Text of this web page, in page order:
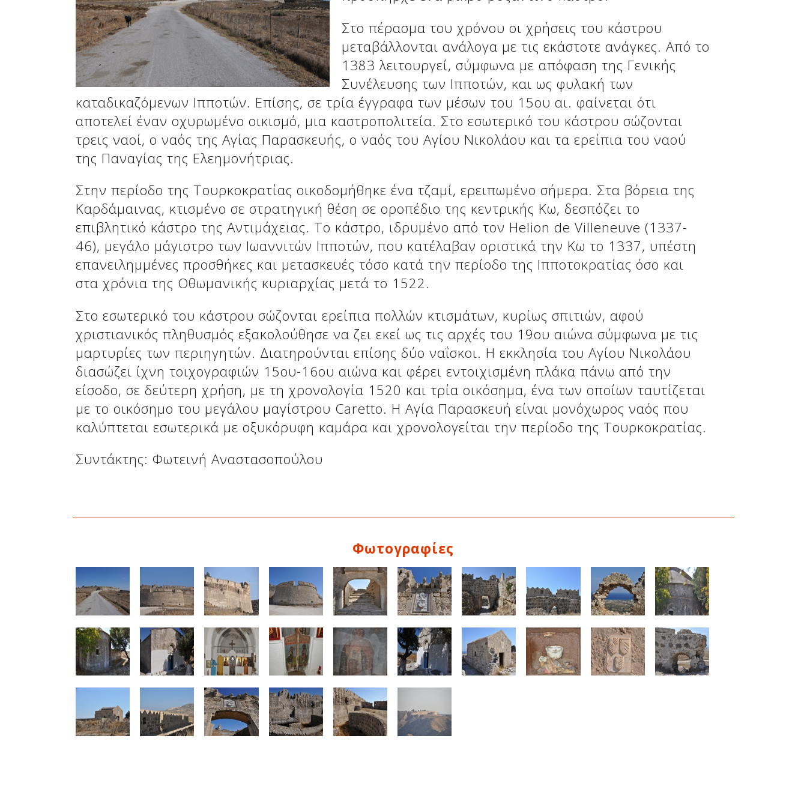
Δείτε μας:
Δείτε μας:
Δείτε μας:
Δείτε μας:
Στο πέρασμα του χρόνου οι χρήσεις του κάστρου
μεταβάλλονται ανάλογα με τις εκάστοτε ανάγκες. Από το
1383 λειτουργεί, σύμφωνα με απόφαση της Γενικής
Συνέλευσης των Ιπποτών, και ως φυλακή των
καταδικαζόμενων Ιπποτών. Επίσης, σε τρία έγγραφα των μέσων του 15ου αι. φαίνεται ότι
αποτελεί έναν οχυρωμένο οικισμό, μια καστροπολιτεία. Στο εσωτερικό του κάστρου σώζονται
τρεις ναοί, ο ναός της Αγίας Παρασκευής, ο ναός του Αγίου Νικολάου και τα ερείπια του ναού
της Παναγίας της Ελεημονήτριας.
Στην περίοδο της Τουρκοκρατίας οικοδομήθηκε ένα τζαμί, ερειπωμένο σήμερα. Στα βόρεια της
Καρδάμαινας, κτισμένο σε στρατηγική θέση σε οροπέδιο της κεντρικής Κω, δεσπόζει το
επιβλητικό κάστρο της Αντιμάχειας. Το κάστρο, ιδρυμένο από τον Helion de Villeneuve (1337-
46), μεγάλο μάγιστρο των Ιωαννιτών Ιπποτών, που κατέλαβαν οριστικά την Κω το 1337, υπέστη
επανειλημμένες προσθήκες και μετασκευές τόσο κατά την περίοδο της Ιπποτοκρατίας όσο και
στα χρόνια της Οθωμανικής κυριαρχίας μετά το 1522.
Στο εσωτερικό του κάστρου σώζονται ερείπια πολλών κτισμάτων, κυρίως σπιτιών, αφού
χριστιανικός πληθυσμός εξακολούθησε να ζει εκεί ως τις αρχές του 19ου αιώνα σύμφωνα με τις
μαρτυρίες των περιηγητών. Διατηρούνται επίσης δύο ναΐσκοι. Η εκκλησία του Αγίου Νικολάου
διασώζει ίχνη τοιχογραφιών 15ου-16ου αιώνα και φέρει εντοιχισμένη πλάκα πάνω από την
είσοδο, σε δεύτερη χρήση, με τη χρονολογία 1520 και τρία οικόσημα, ένα των οποίων ταυτίζεται
με το οικόσημο του μεγάλου μαγίστρου Caretto. Η Αγία Παρασκευή είναι μονόχωρος ναός που
καλύπτεται εσωτερικά με οξυκόρυφη καμάρα και χρονολογείται την περίοδο της Τουρκοκρατίας.
Συντάκτης: Φωτεινή Αναστασοπούλου
Φωτογραφίες